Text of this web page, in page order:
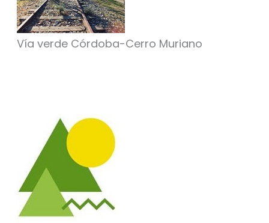
Vía verde Córdoba-Cerro Muriano